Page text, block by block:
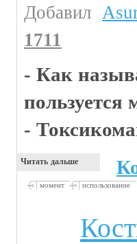
Добавил
1711
- Как
пользуется
-
Читать дальше
момент использование